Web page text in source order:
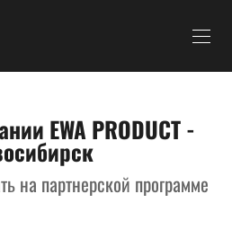
EWA PRODUCT -
на партнерской программе